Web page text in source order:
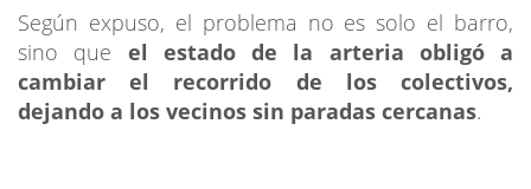
Según expuso, el problema no es solo el barro,
sino que el estado de la arteria obligó a
cambiar el recorrido de los colectivos,
dejando a los vecinos sin paradas cercanas.